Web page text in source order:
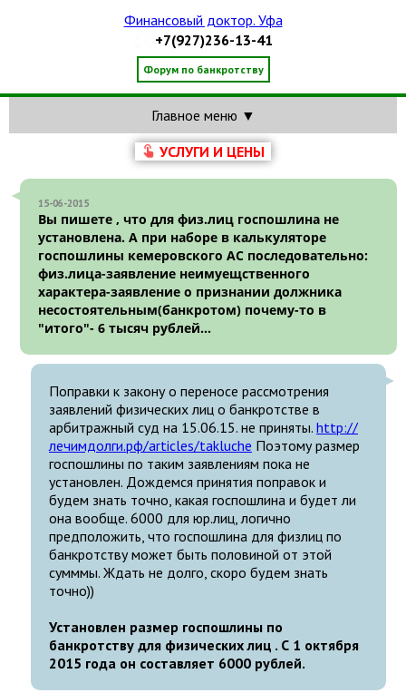
Финансовый доктор. Уфа
+7(927)236-13-41
Форум по банкротству
Главное меню ▼
УСЛУГИ И ЦЕНЫ
15-06-2015
Вы пишете , что для физ.лиц госпошлина не
установлена. А при наборе в калькуляторе
госпошлины кемеровского АС последовательно:
физ.лица-заявление неимуещственного
характера-заявление о признании должника
несостоятельным(банкротом) почему-то в
"итого"- 6 тысяч рублей...
Поправки к закону о переносе рассмотрения
заявлений физических лиц о банкротстве в
арбитражный суд на 15.06.15. не приняты. http://
лечимдолги.рф/articles/takluche Поэтому размер
госпошлины по таким заявлениям пока не
установлен. Дождемся принятия поправок и
будем знать точно, какая госпошлина и будет ли
она вообще. 6000 для юр.лиц, логично
предположить, что госпошлина для физлиц по
банкротству может быть половиной от этой
сумммы. Ждать не долго, скоро будем знать
точно))
Установлен размер госпошлины по
банкротству для физических лиц . С 1 октября
2015 года он составляет 6000 рублей.